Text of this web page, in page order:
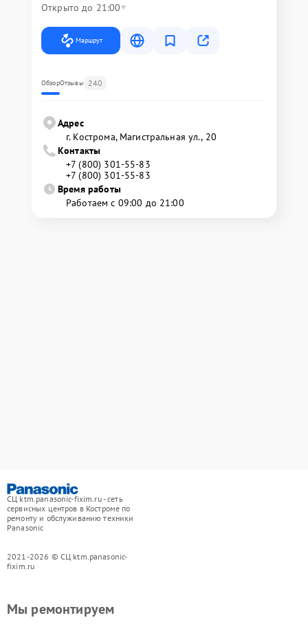
Открыто до 21:00
Маршрут
ОбзорОтзывы 240
Адрес
г. Кострома, Магистральная ул., 20
Контакты
+7 (800) 301-55-83
+7 (800) 301-55-83
Время работы
Работаем с 09:00 до 21:00
СЦ ktm.panasonic-fixim.ru - сеть
сервисных центров в Костроме по
ремонту и обслуживанию техники
Panasonic
2021-2026 © СЦ ktm.panasonic-
fixim.ru
Мы ремонтируем